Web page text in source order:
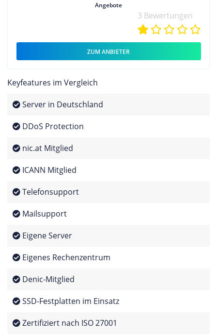
Angebote
3 Bewertungen
ZUM ANBIETER
Keyfeatures im Vergleich
Server in Deutschland
DDoS Protection
nic.at Mitglied
ICANN Mitglied
Telefonsupport
Mailsupport
Eigene Server
Eigenes Rechenzentrum
Denic-Mitglied
SSD-Festplatten im Einsatz
Zertifiziert nach ISO 27001